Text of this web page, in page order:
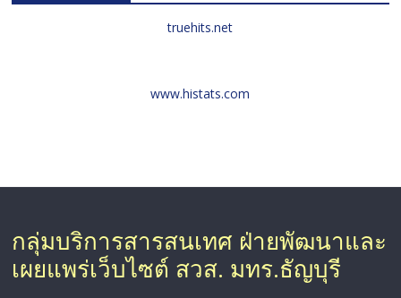
truehits.net
www.histats.com
กลุ่มบริการสารสนเทศ ฝ่ายพัฒนาและ
เผยแพร่เว็บไซต์ สวส. มทร.ธัญบุรี